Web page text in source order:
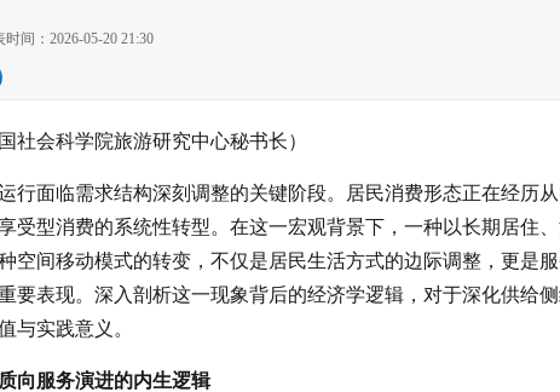
时间：2026-05-20 21:30
社会科学院旅游研究中心秘书长）
行面临需求结构深刻调整的关键阶段。居民消费形态正在经历
受型消费的系统性转型。在这一宏观背景下，一种以长期居住
空间移动模式的转变，不仅是居民生活方式的边际调整，更是
要表现。深入剖析这一现象背后的经济学逻辑，对于深化供给
与实践意义。
向服务演进的内生逻辑